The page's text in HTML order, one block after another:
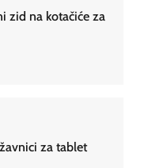
zid na kotačiće za
za tablet